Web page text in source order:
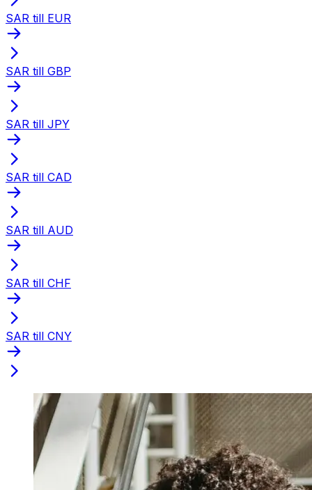
SAR till EUR
SAR till GBP
SAR till JPY
SAR till CAD
SAR till AUD
SAR till CHF
SAR till CNY